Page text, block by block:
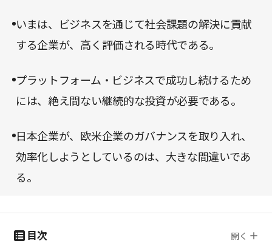
いまは、ビジネスを通じて社会課題の解決に貢献
する企業が、高く評価される時代である。
プラットフォーム・ビジネスで成功し続けるため
には、絶え間ない継続的な投資が必要である。
日本企業が、欧米企業のガバナンスを取り入れ、
効率化しようとしているのは、大きな間違いであ
る。
目次 開く